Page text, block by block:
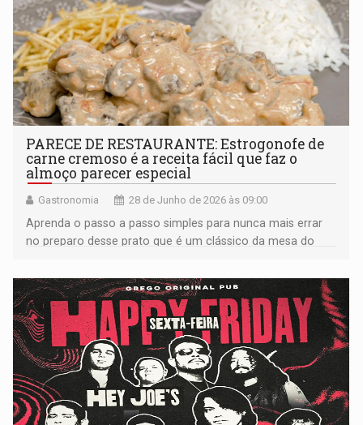
PARECE DE RESTAURANTE: Estrogonofe de
carne cremoso é a receita fácil que faz o
almoço parecer especial
Gastronomia 28 de Junho de 2026 às 09:00
Aprenda o passo a passo simples para nunca mais errar
no preparo desse prato que é um clássico da mesa do